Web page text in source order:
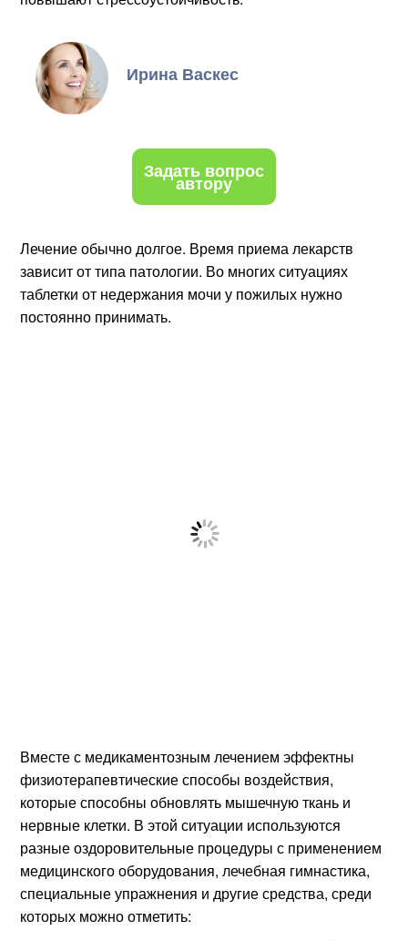
Ирина Васкес
Задать вопрос
автору
Лечение обычно долгое. Время приема лекарств
зависит от типа патологии. Во многих ситуациях
таблетки от недержания мочи у пожилых нужно
постоянно принимать.
Вместе с медикаментозным лечением эффектны
физиотерапевтические способы воздействия,
которые способны обновлять мышечную ткань и
нервные клетки. В этой ситуации используются
разные оздоровительные процедуры с применением
медицинского оборудования, лечебная гимнастика,
специальные упражнения и другие средства, среди
которых можно отметить: